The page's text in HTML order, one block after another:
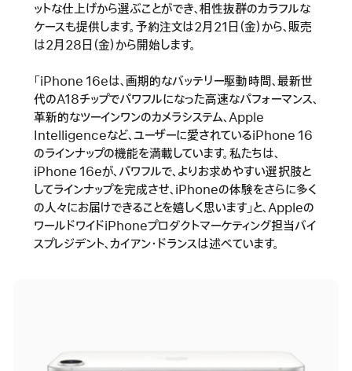
ットな仕上げから選ぶことができ、相性抜群のカラフルな
ケースも提供します。予約注文は2月21日（金）から、販売
は2月28日（金）から開始します。
「iPhone 16eは、画期的なバッテリー駆動時間、最新世
代のA18チップでパワフルになった高速なパフォーマンス、
革新的なツーインワンのカメラシステム、Apple
Intelligenceなど、ユーザーに愛されているiPhone 16
のラインナップの機能を満載しています。私たちは、
iPhone 16eが、パワフルで、よりお求めやすい選択肢と
してラインナップを完成させ、iPhoneの体験をさらに多く
の人々にお届けできることを嬉しく思います」と、Appleの
ワールドワイドiPhoneプロダクトマーケティング担当バイ
スプレジデント、カイアン・ドランスは述べています。